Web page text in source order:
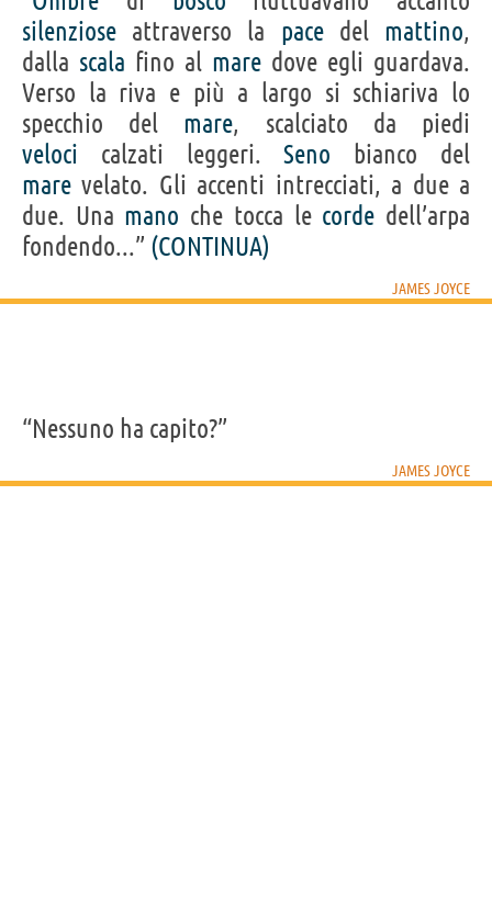
Personaggi affini perPROFESSIONE CONTENUTI
silenziose attraverso la pacedel mattino,
dalla scala fino al mare dove egli guardava.
Verso la riva e più a largo si schiariva lo
specchio del mare, scalciato da piedi
veloci calzati leggeri.Seno bianco del
mare velato. Gli accenti intrecciati, a due a
due. Una mano che tocca le corde dell’arpa
fondendo...” (CONTINUA)
JAMES JOYCE
“Nessuno ha capito?”
JAMES JOYCE